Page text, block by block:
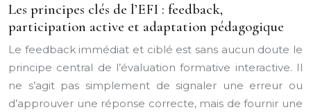
Les principes clés de l’EFI : feedback,
participation active et adaptation pédagogique
Le feedback immédiat et ciblé est sans aucun doute le
principe central de l’évaluation formative interactive. Il
ne s’agit pas simplement de signaler une erreur ou
d’approuver une réponse correcte, mais de fournir une